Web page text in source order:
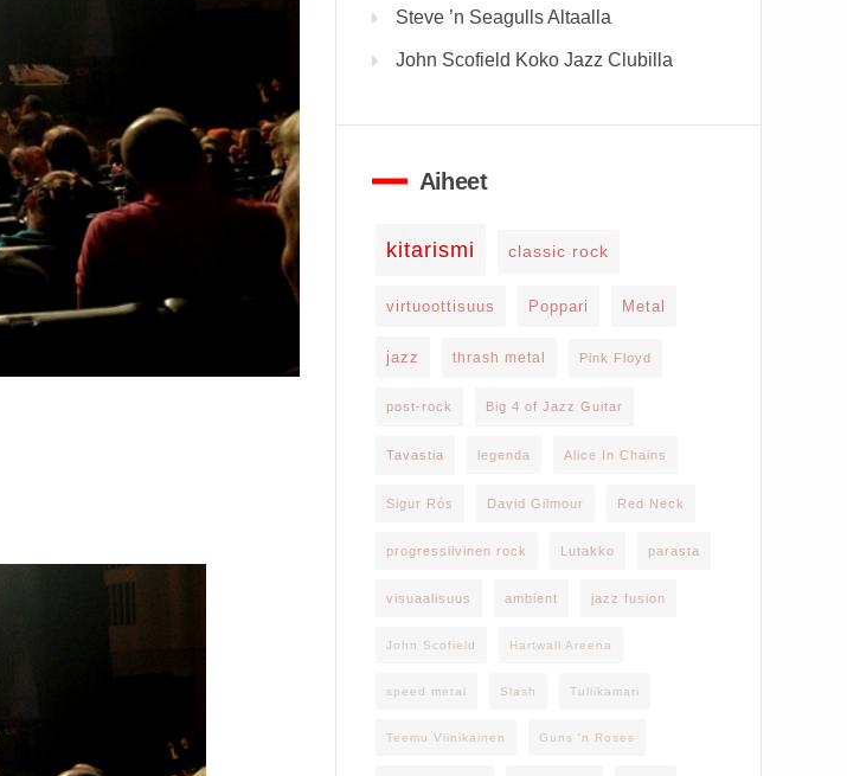
Steve ’n Seagulls Altaalla
John Scofield Koko Jazz Clubilla
Aiheet
kitarismi classic rock
virtuoottisuus Poppari Metal
jazz thrash metal Pink Floyd
post-rock Big 4 of Jazz Guitar
Tavastia legenda Alice In Chains
Sigur Rós David Gilmour Red Neck
progressiivinen rock Lutakko parasta
visuaalisuus ambient jazz fusion
John Scofield Hartwall Areena
speed metal Slash Tullikamari
Teemu Viinikainen Guns 'n Roses